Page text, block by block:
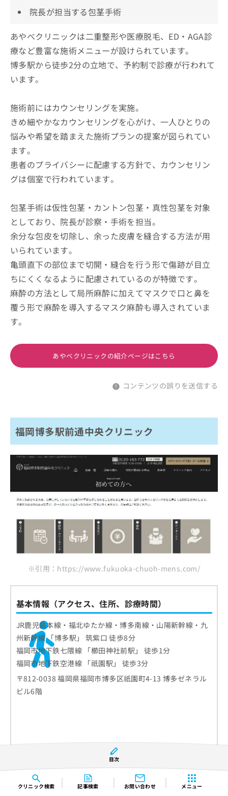
クリニック検索 記事検索 お問い合わせ メニュー
院長が担当する包茎手術
あやべクリニックは二重整形や医療脱毛、ED・AGA診
療など豊富な施術メニューが設けられています。
博多駅から徒歩2分の立地で、予約制で診療が行われて
います。
施術前にはカウンセリングを実施。
きめ細やかなカウンセリングを心がけ、一人ひとりの
悩みや希望を踏まえた施術プランの提案が図られてい
ます。
患者のプライバシーに配慮する方針で、カウンセリン
グは個室で行われています。
包茎手術は仮性包茎・カントン包茎・真性包茎を対象
としており、院長が診察・手術を担当。
余分な包皮を切除し、余った皮膚を縫合する方法が用
いられています。
亀頭直下の部位まで切開・縫合を行う形で傷跡が目立
ちにくくなるように配慮されているのが特徴です。
麻酔の方法として局所麻酔に加えてマスクで口と鼻を
覆う形で麻酔を導入するマスク麻酔も導入されていま
す。
あやべクリニックの紹介ページはこちら
コンテンツの誤りを送信する
福岡博多駅前通中央クリニック
※引用：https://www.fukuoka-chuoh-mens.com/
基本情報（アクセス、住所、診療時間）
JR鹿児島本線・福北ゆたか線・博多南線・山陽新幹線・九
州新幹線 「博多駅」 筑紫口 徒歩8分
福岡市地下鉄七隈線 「櫛田神社前駅」 徒歩1分
福岡市地下鉄空港線 「祇園駅」 徒歩3分
〒812-0038 福岡県福岡市博多区祇園町4-13 博多ゼネラル
ビル6階
目次